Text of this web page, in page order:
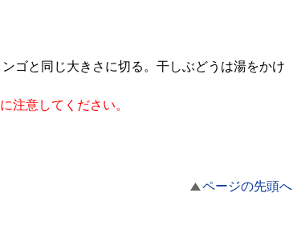
ゴと同じ大きさに切る。干しぶどうは湯をかけ
注意してください。
ページの先頭へ